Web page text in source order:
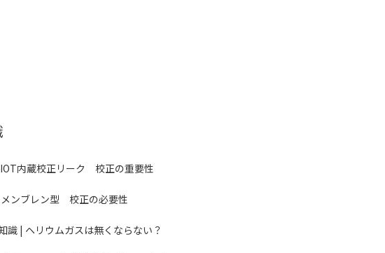
内蔵校正リーク 校正の重要性
ンブレン型 校正の必要性
識 | ヘリウムガスは無くならない？